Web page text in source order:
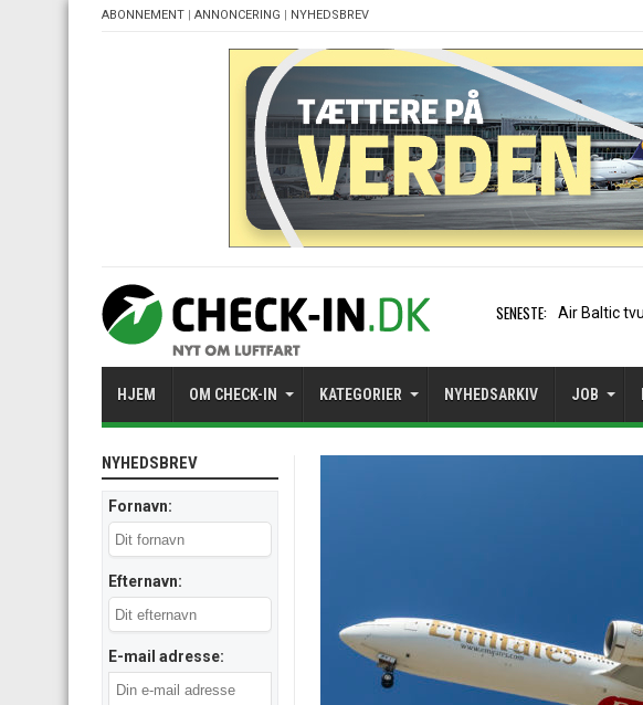
ABONNEMENT | ANNONCERING | NYHEDSBREV
SENESTE: Stockholm-
HJEM OM CHECK-IN KATEGORIER NYHEDSARKIV JOB
NYHEDSBREV
Fornavn:
Efternavn:
E-mail adresse: